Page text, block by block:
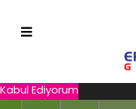
kullanıyoruz. Çerez
kullanmaya devam ederek,
belirtilen koşulları kabul
Kabul Ediyorum